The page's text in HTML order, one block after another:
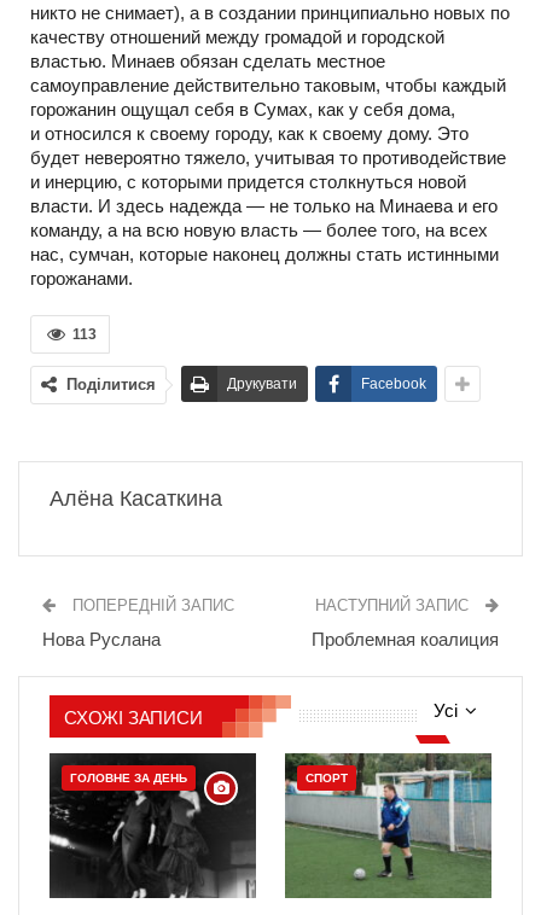
никто не снимает), а в создании принципиально новых по
качеству отношений между громадой и городской
властью. Минаев обязан сделать местное
самоуправление действительно таковым, чтобы каждый
горожанин ощущал себя в Сумах, как у себя дома,
и относился к своему городу, как к своему дому. Это
будет невероятно тяжело, учитывая то противодействие
и инерцию, с которыми придется столкнуться новой
власти. И здесь надежда — не только на Минаева и его
команду, а на всю новую власть — более того, на всех
нас, сумчан, которые наконец должны стать истинными
горожанами.
113
Поділитися Друкувати Facebook
Алёна Касаткина
ПОПЕРЕДНІЙ ЗАПИС
Нова Руслана
НАСТУПНИЙ ЗАПИС
Проблемная коалиция
Усі
СХОЖІ ЗАПИСИ
ГОЛОВНЕ ЗА ДЕНЬ СПОРТ